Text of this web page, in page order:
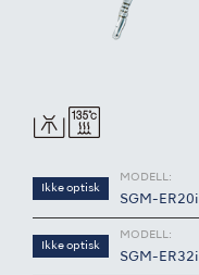
Ikke optisk
MODELL:
SGM-ER20i
Ikke optisk
MODELL:
SGM-ER32i